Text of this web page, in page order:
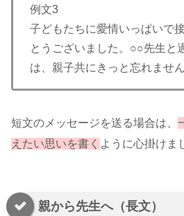
例文3
子どもたちに愛情いっぱいで
とうございました。○○先生と
は、親子共にきっと忘れません
短文のメッセージを送る場合は、
えたい思いを書く ように心掛けま
親から先生へ（長文）